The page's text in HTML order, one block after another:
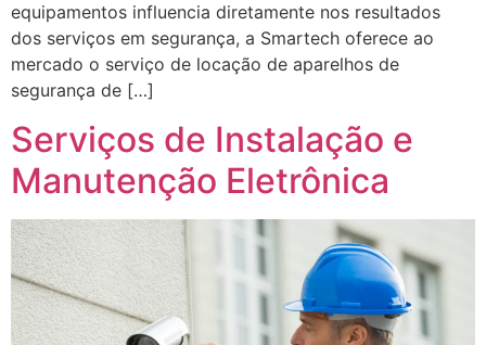
equipamentos influencia diretamente nos resultados
dos serviços em segurança, a Smartech oferece ao
mercado o serviço de locação de aparelhos de
segurança de […]
Serviços de Instalação e
Manutenção Eletrônica